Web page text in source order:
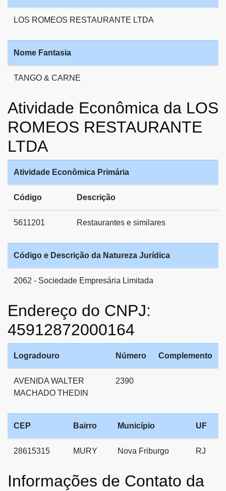
LOS ROMEOS RESTAURANTE LTDA
Nome Fantasia
TANGO & CARNE
Atividade Econômica da LOS
ROMEOS RESTAURANTE
LTDA
Atividade Econômica Primária
Código Descrição
5611201 Restaurantes e similares
Código e Descrição da Natureza Jurídica
2062 - Sociedade Empresária Limitada
Endereço do CNPJ:
45912872000164
Logradouro Número Complemento
AVENIDA WALTER
MACHADO THEDIN
2390
CEP Bairro Município UF
28615315 MURY Nova Friburgo RJ
Informações de Contato da